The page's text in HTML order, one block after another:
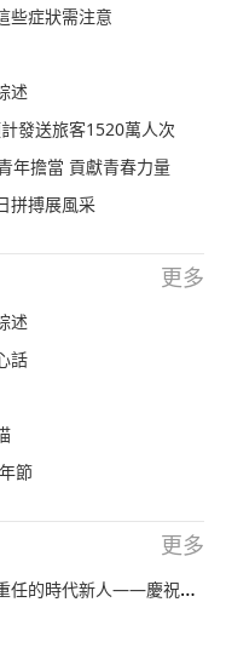
些症狀需注意
述
發送旅客1520萬人次
年擔當 貢獻青春力量
拼搏展風采
更多
述
話
節
更多
代新人——慶祝五四青年節